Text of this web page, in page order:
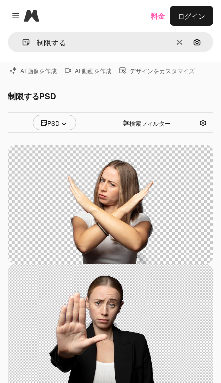
Close menu
Magnific
消去 画像で
料金 ログイン
AI 画像を作成 AI 動画を作成 デザインをカスタマイズ
制限するPSD
PSD 検索フィルター